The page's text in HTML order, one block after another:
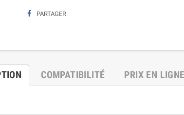
PARTAGER
COMPATIBILITÉ PRIX EN LIGNE